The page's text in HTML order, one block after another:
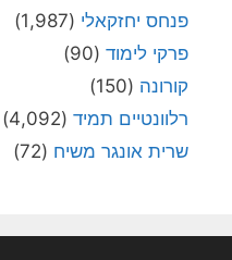
פנחס יחזקאלי (1,987)
פרקי לימוד (90)
קורונה (150)
רלוונטיים תמיד (4,092)
שרית אונגר משיח (72)